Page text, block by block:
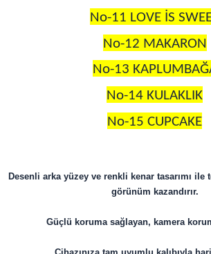
No-11 LOVE İS
No-12 MAKARON
No-13
No-14 KULAKLIK
No-15 CUPCAKE
Desenli arka yüzey ve renkli kenar tasarımı ile
görünüm kazandırır.
Güçlü koruma sağlayan, kamera